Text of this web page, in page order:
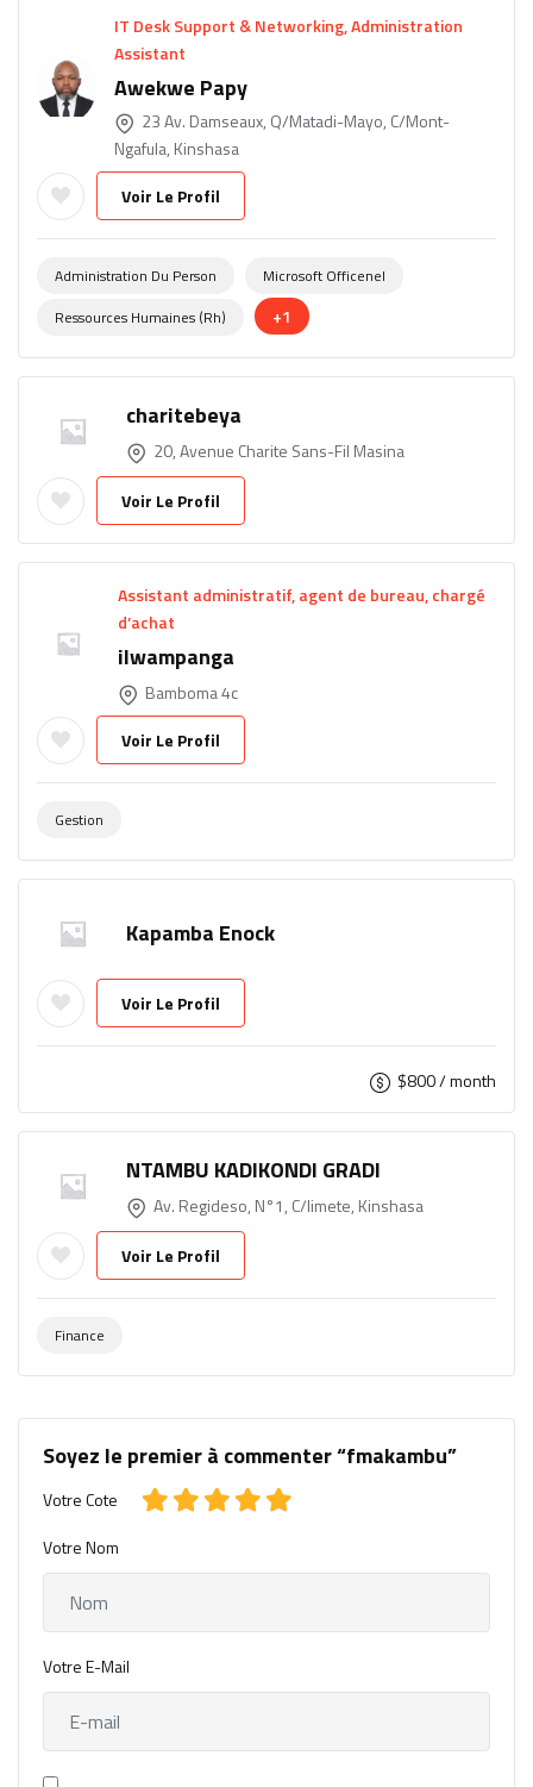
IT Desk Support & Networking, Administration
Assistant
Awekwe Papy
23 Av. Damseaux, Q/Matadi-Mayo, C/Mont-
Ngafula, Kinshasa
Voir Le Profil
Administration Du Person
Microsoft Officenel
Ressources Humaines (rh)
+1
charitebeya
20, Avenue Charite Sans-Fil Masina
Voir Le Profil
Assistant administratif, agent de bureau, chargé
d’achat
ilwampanga
Bamboma 4c
Voir Le Profil
Gestion
Kapamba Enock
Voir Le Profil
$800/ month
NTAMBU KADIKONDI GRADI
Av. Regideso, N°1, C/limete, Kinshasa
Voir Le Profil
Finance
Soyez le premier à commenter “fmakambu”
Votre Cote
Votre Nom
Votre E-Mail